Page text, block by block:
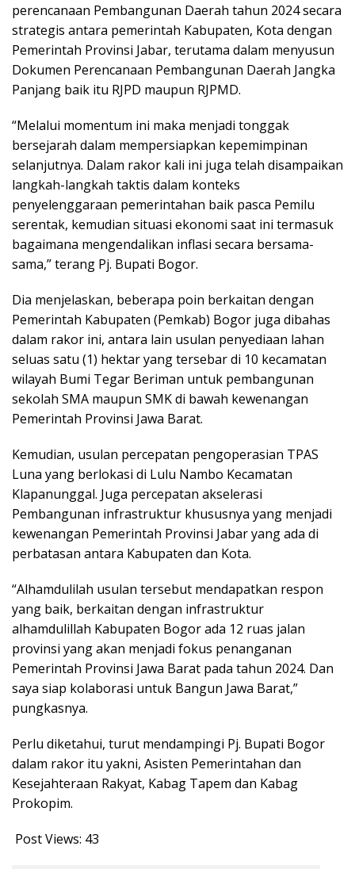
perencanaan Pembangunan Daerah tahun 2024 secara
strategis antara pemerintah Kabupaten, Kota dengan
Pemerintah Provinsi Jabar, terutama dalam menyusun
Dokumen Perencanaan Pembangunan Daerah Jangka
Panjang baik itu RJPD maupun RJPMD.
“Melalui momentum ini maka menjadi tonggak
bersejarah dalam mempersiapkan kepemimpinan
selanjutnya. Dalam rakor kali ini juga telah disampaikan
langkah-langkah taktis dalam konteks
penyelenggaraan pemerintahan baik pasca Pemilu
serentak, kemudian situasi ekonomi saat ini termasuk
bagaimana mengendalikan inflasi secara bersama-
sama,” terang Pj. Bupati Bogor.
Dia menjelaskan, beberapa poin berkaitan dengan
Pemerintah Kabupaten (Pemkab) Bogor juga dibahas
dalam rakor ini, antara lain usulan penyediaan lahan
seluas satu (1) hektar yang tersebar di 10 kecamatan
wilayah Bumi Tegar Beriman untuk pembangunan
sekolah SMA maupun SMK di bawah kewenangan
Pemerintah Provinsi Jawa Barat.
Kemudian, usulan percepatan pengoperasian TPAS
Luna yang berlokasi di Lulu Nambo Kecamatan
Klapanunggal. Juga percepatan akselerasi
Pembangunan infrastruktur khususnya yang menjadi
kewenangan Pemerintah Provinsi Jabar yang ada di
perbatasan antara Kabupaten dan Kota.
“Alhamdulilah usulan tersebut mendapatkan respon
yang baik, berkaitan dengan infrastruktur
alhamdulillah Kabupaten Bogor ada 12 ruas jalan
provinsi yang akan menjadi fokus penanganan
Pemerintah Provinsi Jawa Barat pada tahun 2024. Dan
saya siap kolaborasi untuk Bangun Jawa Barat,”
pungkasnya.
Perlu diketahui, turut mendampingi Pj. Bupati Bogor
dalam rakor itu yakni, Asisten Pemerintahan dan
Kesejahteraan Rakyat, Kabag Tapem dan Kabag
Prokopim.
Post Views: 43